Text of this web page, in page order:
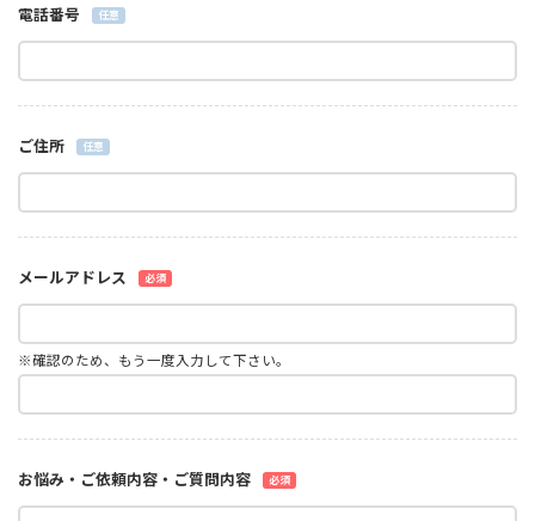
電話番号 任意
ご住所 任意
メールアドレス 必須
※確認のため、もう一度入力して下さい。
お悩み・ご依頼内容 ・ご質問内容 必須